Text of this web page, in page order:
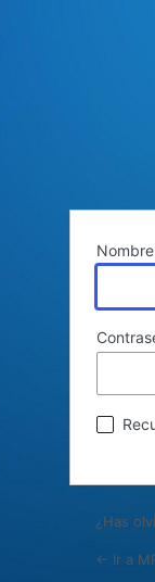
¿Has
← Ir a